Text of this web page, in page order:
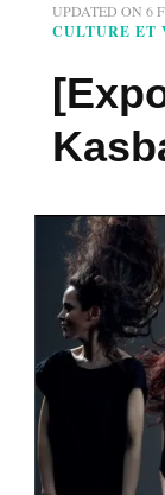
UPDATED ON 6
CULTURE ET